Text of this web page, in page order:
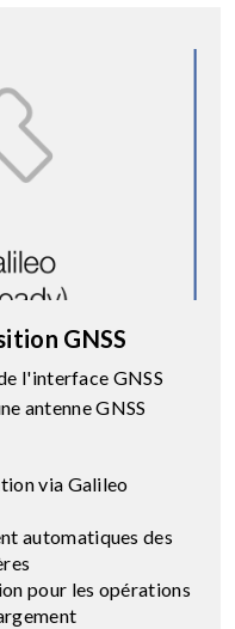
GNSS
l'interface GNSS
antenne GNSS
via Galileo
automatiques des
pour les opérations